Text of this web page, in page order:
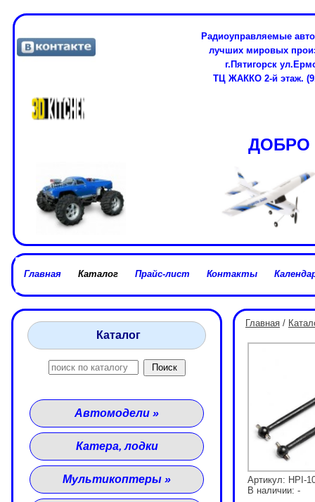
Радиоуправляемые
лучших мировых
г.Пятигорск
ТЦ ЖАККО 2-й этаж.
Главная Каталог Прайс-лист Контакты
Каталог
Автомодели »
Катера, лодки
Мультикоптеры »
Главная /
Артикул: HPI-
В наличии: -